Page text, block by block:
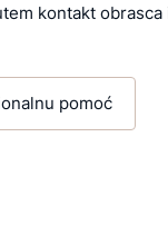
kontakt
pomoć